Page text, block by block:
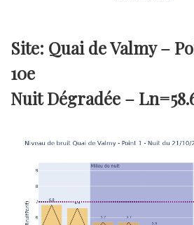
Site: Quai de Valmy –
10e
Nuit Dégradée –